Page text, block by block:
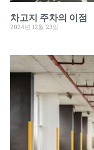
차고지 주차의 이점
2024년 12월 23일